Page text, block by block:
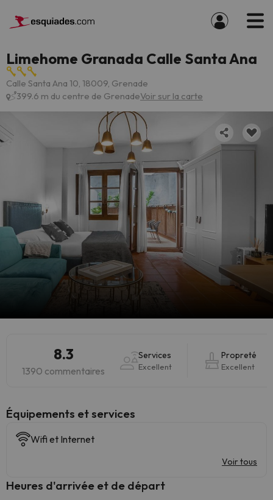
Limehome Granada Calle Santa Ana
Calle Santa Ana 10, 18009, Grenade
399.6 m du centre de GrenadeVoir sur la carte
8.3
1390 commentaires
Services
Excellent
Propreté
Excellent
​Équipements et services
Wifi et Internet
Voir tous
Heures d'arrivée et de départ